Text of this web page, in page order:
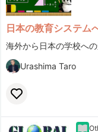
日本の教育システム
Urashima Taro